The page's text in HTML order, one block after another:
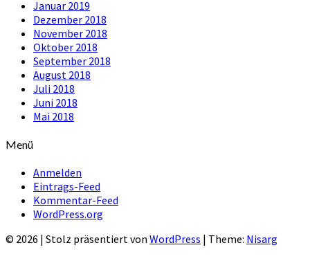
Januar 2019
Dezember 2018
November 2018
Oktober 2018
September 2018
August 2018
Juli 2018
Juni 2018
Mai 2018
Menü
Anmelden
Eintrags-Feed
Kommentar-Feed
WordPress.org
© 2026 | Stolz präsentiert von WordPress | Theme: Nisarg